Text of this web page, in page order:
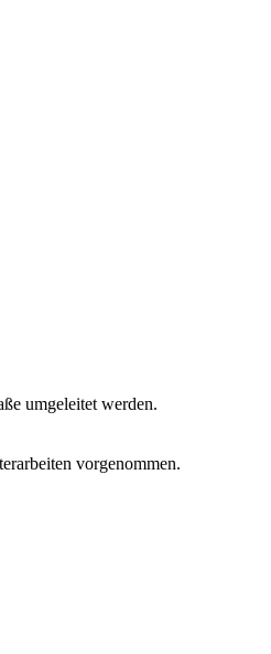
umgeleitet werden.
vorgenommen.